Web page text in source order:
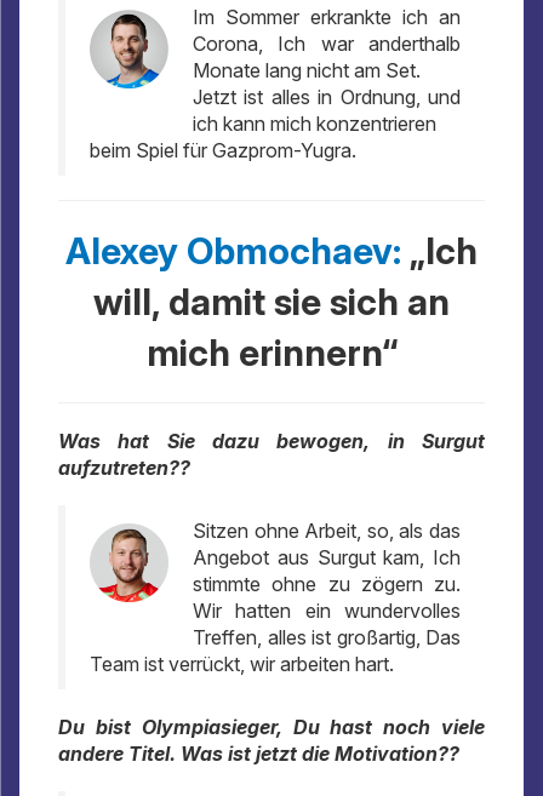
Im Sommer erkrankte ich an
Corona, Ich war anderthalb
Monate lang nicht am Set.
Jetzt ist alles in Ordnung, und
ich kann mich konzentrieren
beim Spiel für Gazprom-Yugra.
Alexey Obmochaev: „Ich
will, damit sie sich an
mich erinnern“
Was hat Sie dazu bewogen, in Surgut
aufzutreten??
Sitzen ohne Arbeit, so, als das
Angebot aus Surgut kam, Ich
stimmte ohne zu zögern zu.
Wir hatten ein wundervolles
Treffen, alles ist großartig, Das
Team ist verrückt, wir arbeiten hart.
Du bist Olympiasieger, Du hast noch viele
andere Titel. Was ist jetzt die Motivation??